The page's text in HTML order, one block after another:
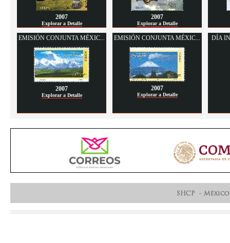
2007
Explorar a Detalle
2007
Explorar a Detalle
EMISIÓN CONJUNTA MÉXIC...
2007
Explorar a Detalle
EMISIÓN CONJUNTA MÉXIC...
2007
Explorar a Detalle
DÍA